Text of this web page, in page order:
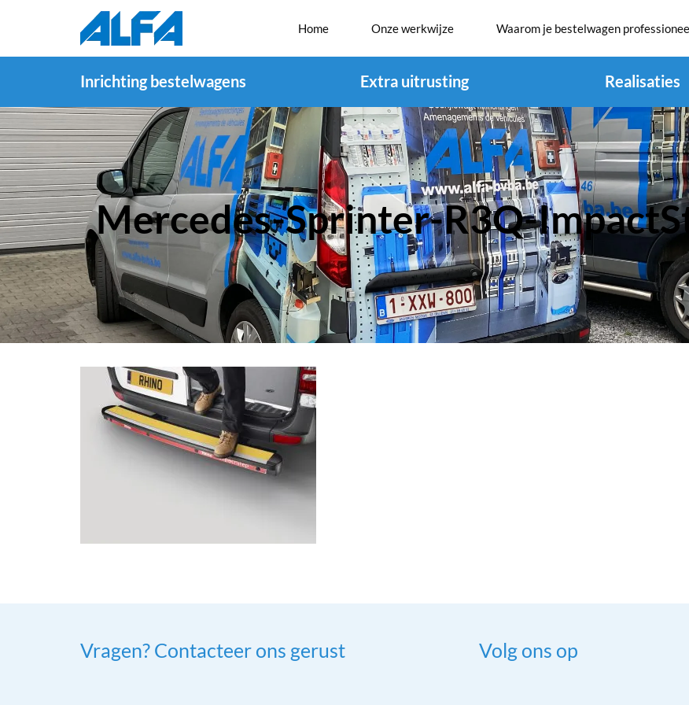
Home Onze werkwijze Waarom je bestelwagen
Inrichting bestelwagens Extra uitrusting Realisaties
Mercedes-Sprinter-R3Q-
Vragen? Contacteer ons gerust Volg ons op